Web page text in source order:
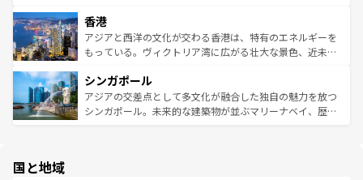
とつ。フォーやバインミー、ベトナムコーヒーなどは、ぜ
ひ現地で味わいたい。どの地域を訪れてもあたたかい人々
が旅行者を迎えてくれるので、きっと忘れられない旅にな
参照してほしい。
の活気が交差している。北部ではチェンマイなどの山岳地
帯で自然と触れ合い、南部ではプーケットやクラビの美し
いビーチでリゾート気分を楽しむことができる。タイ料理
激する。気候は一年中温暖で、どの季節にも異なる楽しみ
が待っている。親しみやすいタイの人々、仏教を中心とし
た文化、そして多様な観光資源が、訪れる旅人を魅了し続
香港
アジアと西洋の文化が交わる香港は、特有のエネルギーを
もっている。ヴィクトリア湾に広がる壮大な景色、近未来
み、どこを訪れても感動するはず。観光スポットが密集し
ており、効率よく見どころを回れるのも魅力。息をのむよ
うな絶景から文化的な体験まで、香港を存分に楽しみ尽く
シンガポール
アジアの交差点として多文化が融合した独自の魅力を放つ
シンガポール。未来的な建築物が並ぶマリーナベイ、歴史
国と地域